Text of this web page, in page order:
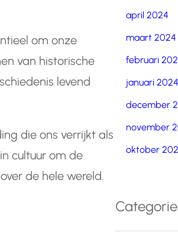
om onze
van historische
levend
die ons verrijkt als
cultuur om de
de hele wereld.
april 2024
maart 2024
februari
januari 2024
december
november
oktober